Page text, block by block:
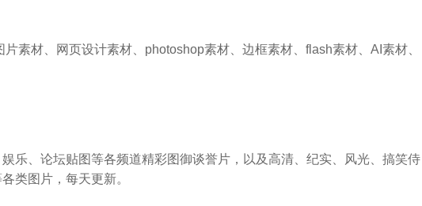
素材、网页设计素材、photoshop素材、边框素材、flash素材、AI素材、
乐、论坛贴图等各频道精彩图御谈誉片，以及高清、纪实、风光、搞笑侍
类图片，每天更新。